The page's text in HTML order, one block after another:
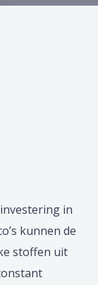
in
kunnen de
stoffen uit